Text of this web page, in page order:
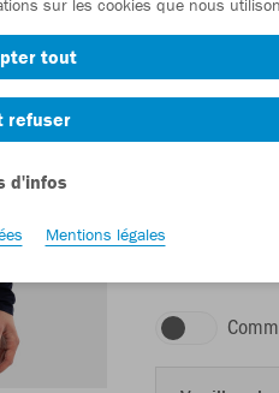
En tant que
sur les cookies que nous
tout
refuser
d'infos
Mentions légales